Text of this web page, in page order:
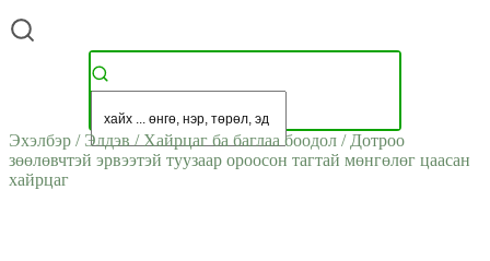
Эхэлбэр / Элдэв / Хайрцаг ба баглаа боодол / Дотроо
зөөлөвчтэй эрвээтэй туузаар ороосон тагтай мөнгөлөг цаасан
хайрцаг